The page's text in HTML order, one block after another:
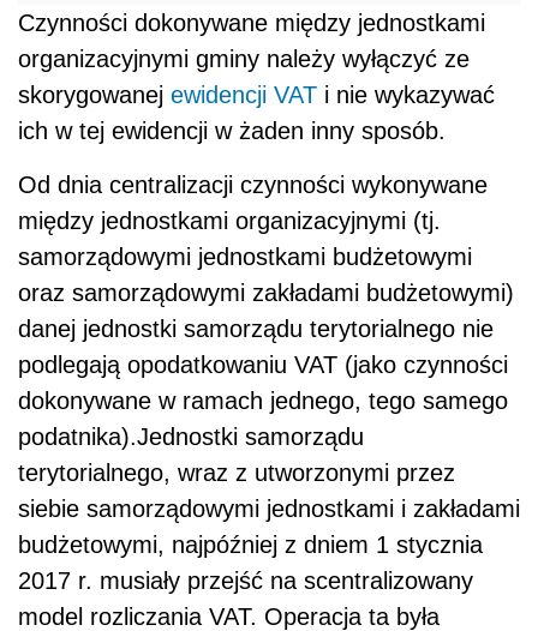
Czynności dokonywane między jednostkami
organizacyjnymi gminy należy wyłączyć ze
skorygowanej ewidencji VAT i nie wykazywać
ich w tej ewidencji w żaden inny sposób.
Od dnia centralizacji czynności wykonywane
między jednostkami organizacyjnymi (tj.
samorządowymi jednostkami budżetowymi
oraz samorządowymi zakładami budżetowymi)
danej jednostki samorządu terytorialnego nie
podlegają opodatkowaniu VAT (jako czynności
dokonywane w ramach jednego, tego samego
podatnika).Jednostki samorządu
terytorialnego, wraz z utworzonymi przez
siebie samorządowymi jednostkami i zakładami
budżetowymi, najpóźniej z dniem 1 stycznia
2017 r. musiały przejść na scentralizowany
model rozliczania VAT. Operacja ta była